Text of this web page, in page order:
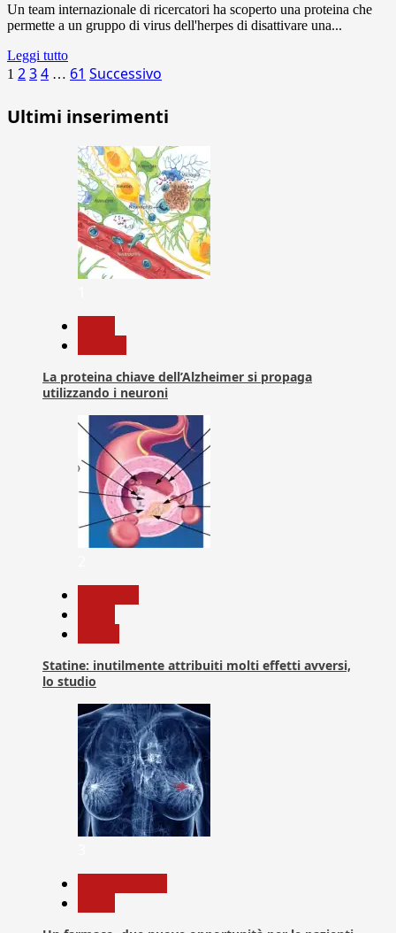
Un team internazionale di ricercatori ha scoperto una proteina che
permette a un gruppo di virus dell'herpes di disattivare una...
Leggi tutto
Paginazione
degli
articoli
1 234 … 61 Successivo
Ultimi inserimenti
La proteina chiave dell’Alzheimer si propaga
utilizzando i neuroni
Statine: inutilmente attribuiti molti effetti avversi,
lo studio